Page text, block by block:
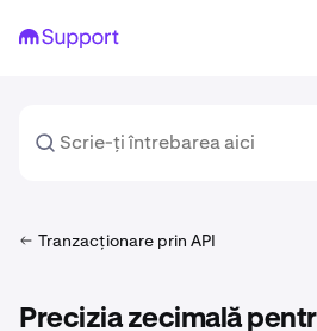
Tranzacționare prin API
Precizia zecimală